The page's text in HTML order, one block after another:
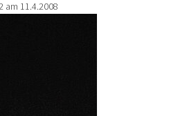
am 11.4.2008